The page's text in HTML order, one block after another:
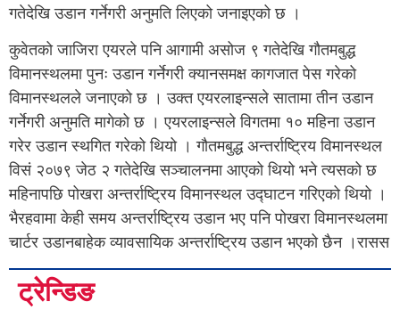
ट्रेन्डिङ
गतेदेखि उडान गर्नेगरी अनुमति लिएको जनाइएको छ ।
कुवेतको जाजिरा एयरले पनि आगामी असोज ९ गतेदेखि गौतमबुद्ध
विमानस्थलमा पुनः उडान गर्नेगरी क्यानसमक्ष कागजात पेस गरेको
विमानस्थलले जनाएको छ । उक्त एयरलाइन्सले सातामा तीन उडान
गर्नेगरी अनुमति मागेको छ । एयरलाइन्सले विगतमा १० महिना उडान
गरेर उडान स्थगित गरेको थियो । गौतमबुद्ध अन्तर्राष्ट्रिय विमानस्थल
विसं २०७९ जेठ २ गतेदेखि सञ्चालनमा आएको थियो भने त्यसको छ
महिनापछि पोखरा अन्तर्राष्ट्रिय विमानस्थल उद्घाटन गरिएको थियो ।
भैरहवामा केही समय अन्तर्राष्ट्रिय उडान भए पनि पोखरा विमानस्थलमा
चार्टर उडानबाहेक व्यावसायिक अन्तर्राष्ट्रिय उडान भएको छैन ।रासस